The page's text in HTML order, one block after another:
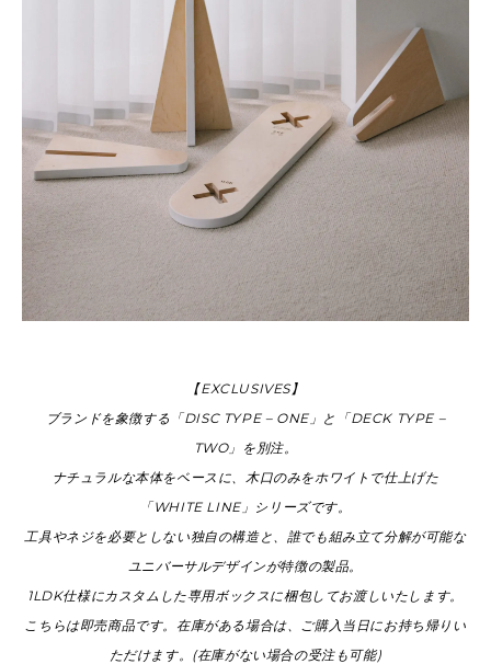
【EXCLUSIVES】
ブランドを象徴する「DISC TYPE – ONE」と「DECK TYPE –
TWO」を別注。
ナチュラルな本体をベースに、木口のみをホワイトで仕上げた
「WHITE LINE」シリーズです。
工具やネジを必要としない独自の構造と、誰でも組み立て分解が可能な
ユニバーサルデザインが特徴の製品。
1LDK仕様にカスタムした専用ボックスに梱包してお渡しいたします。
こちらは即売商品です。在庫がある場合は、ご購入当日にお持ち帰りい
ただけます。 (在庫がない場合の受注も可能)